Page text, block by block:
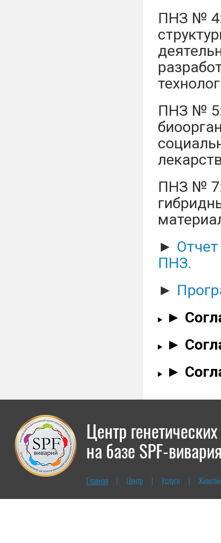
ПНЗ № 4:
ПНЗ № 5:
ПНЗ № 7:
►
ПНЗ.
►
►
►
►
Центр
на базе SPF-
Главная Центр Услуги